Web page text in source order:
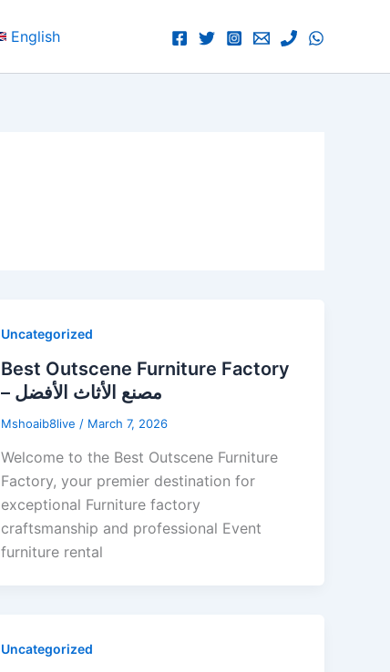
English
Uncategorized
Best Outscene Furniture Factory
– مصنع الأثاث الأفضل
Mshoaib8live / March 7, 2026
Welcome to the Best Outscene Furniture
Factory, your premier destination for
exceptional Furniture factory
craftsmanship and professional Event
furniture rental
Uncategorized